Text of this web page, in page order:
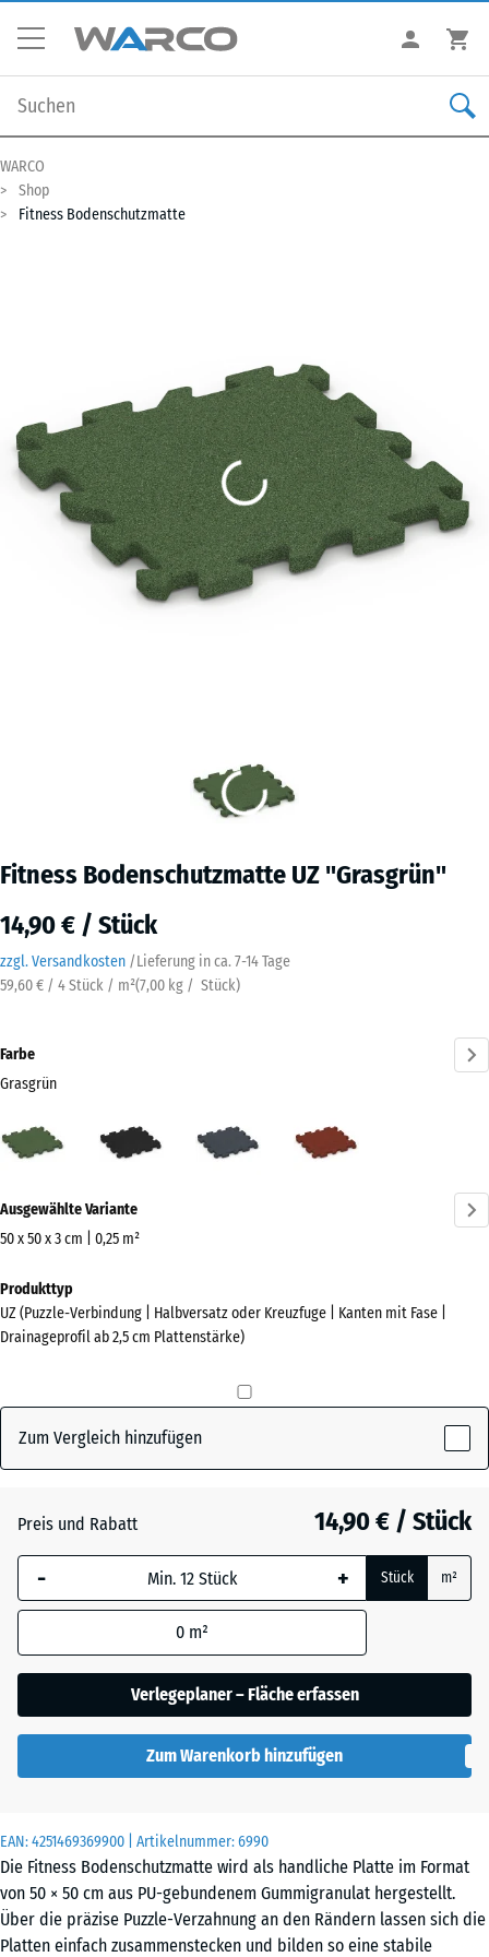
WARCO
Shop
Fitness Bodenschutzmatte
Fitness Bodenschutzmatte UZ "Grasgrün"
14,90 € / Stück
zzgl. Versandkosten /Lieferung in ca. 7-14 Tage
59,60 € / 4 Stück / m²(7,00 kg / Stück)
EAN:4251469369900 | Artikelnummer:6990
Die Fitness Bodenschutzmatte wird als handliche Platte im Format
von 50 × 50 cm aus PU-gebundenem Gummigranulat hergestellt.
Über die präzise Puzzle-Verzahnung an den Rändern lassen sich die
Platten einfach zusammenstecken und bilden so eine stabile
Farbe
Grasgrün
(active)
Schiefergrau
Informationen
zu
Farben?
Farbpalette
Grasgrün(active)
- 0,60 €
Ausgewählte Variante
50 x 50 x 3 cm | 0,25 m²
Abmessungen
für
den
x
540
Die gewählte, blau
umrandete
Abmessung wird
Produktdaten nicht
anders angegeben)
für die
Bedarfsberechnung
x
50
x 3
cm
|
Produkttyp
UZ (Puzzle-Verbindung | Halbversatz oder Kreuzfuge | Kanten mit Fase |
Drainageprofil ab 2,5 cm Plattenstärke)
Zum Vergleich hinzufügen
Preis und Rabatt 14,90 € / Stück
- + Stück m²
0 m²
Verlegeplaner – Fläche erfassen
Zum Warenkorb hinzufügen